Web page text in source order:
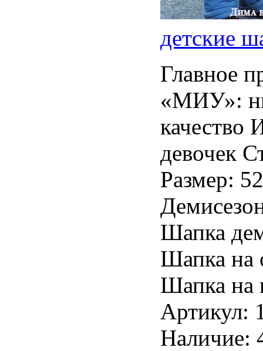
детские
Главное
«МИУ»:
качество
девочек
Размер:
Шапка
Шапка на
Шапка на
Артикул:
Наличие: